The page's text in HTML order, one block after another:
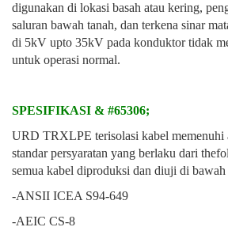
digunakan di lokasi basah atau kering,
saluran bawah tanah, dan terkena sinar
di 5kV upto 35kV pada konduktor tidak
untuk operasi normal.
SPESIFIKASI & #65306;
URD TRXLPE terisolasi kabel memenuhi
standar persyaratan yang berlaku dari
semua kabel diproduksi dan diuji di bawah
-ANSII ICEA S94-649
-AEIC CS-8